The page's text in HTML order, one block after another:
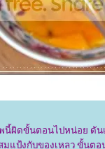
ผิดขั้นตอนไปหน่อย ดัน
มแป้งกับของเหลว ขั้นต